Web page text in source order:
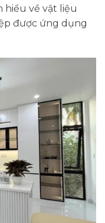
hiểu về vật liệu
được ứng dụng